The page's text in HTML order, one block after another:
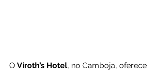
O Viroth’s Hotel, no Camboja, oferece